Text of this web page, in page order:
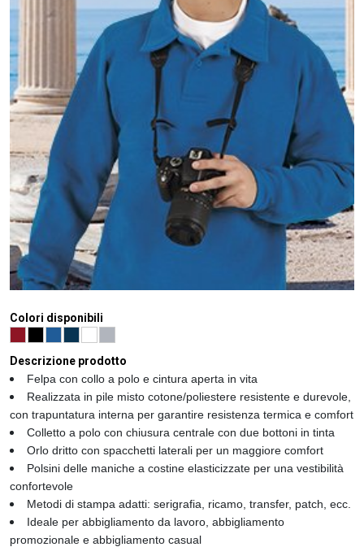
Descrizione prodotto
Felpa con collo a polo e cintura aperta in vita
Realizzata in pile misto cotone/poliestere resistente e durevole,
con trapuntatura interna per garantire resistenza termica e comfort
Colletto a polo con chiusura centrale con due bottoni in tinta
Orlo dritto con spacchetti laterali per un maggiore comfort
Polsini delle maniche a costine elasticizzate per una vestibilità
confortevole
Metodi di stampa adatti: serigrafia, ricamo, transfer, patch, ecc.
Ideale per abbigliamento da lavoro, abbigliamento
promozionale e abbigliamento casual
Colori disponibili